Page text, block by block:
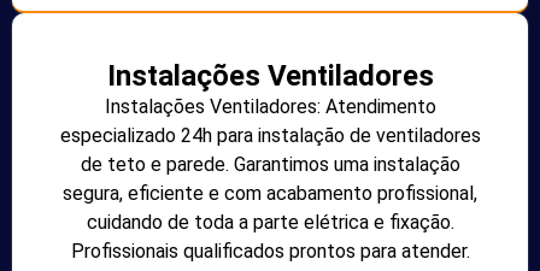
Instalações Ventiladores
Instalações Ventiladores: Atendimento
especializado 24h para instalação de ventiladores
de teto e parede. Garantimos uma instalação
segura, eficiente e com acabamento profissional,
cuidando de toda a parte elétrica e fixação.
Profissionais qualificados prontos para atender.